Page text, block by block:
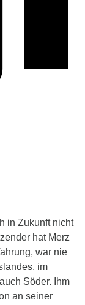
in Zukunft nicht
hat Merz
war nie
im
Söder. Ihm
an seiner